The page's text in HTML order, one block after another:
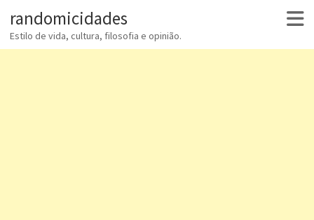
randomicidades
Estilo de vida, cultura, filosofia e opinião.